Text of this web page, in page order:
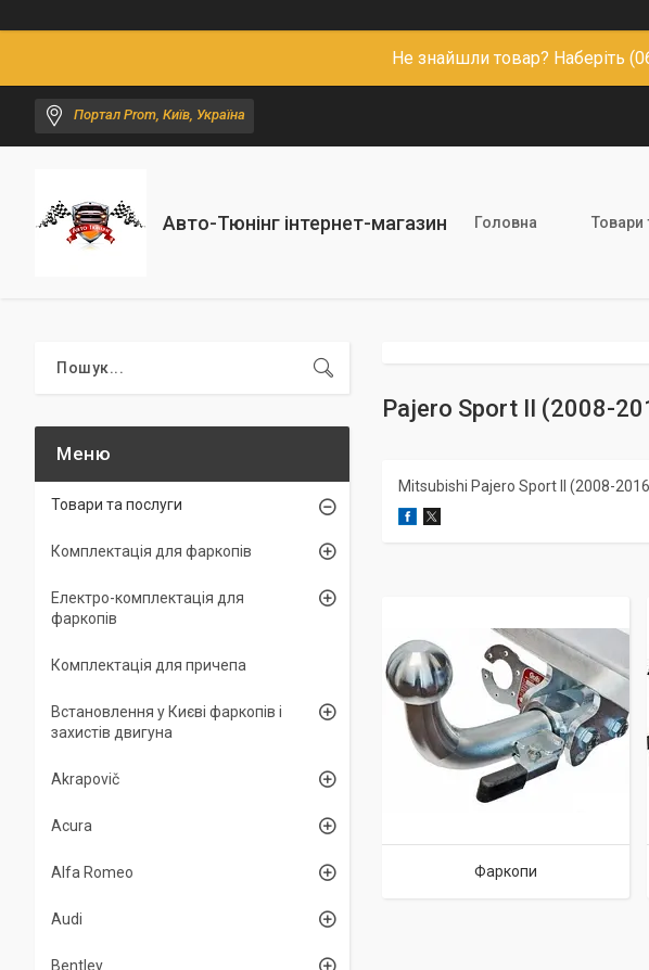
Не знайшли товар? Наберіть
Портал Prom, Київ, Україна
Авто-Тюнінг інтернет-магазин Головна Товари
Pajero Sport II (2008-
Mitsubishi Pajero Sport II (2008-
Фаркопи
Товари та послуги
Комплектація для фаркопів
Електро-комплектація для
фаркопів
Комплектація для причепа
Встановлення у Києві фаркопів і
захистів двигуна
Akrapovič
Acura
Alfa Romeo
Audi
Bentley